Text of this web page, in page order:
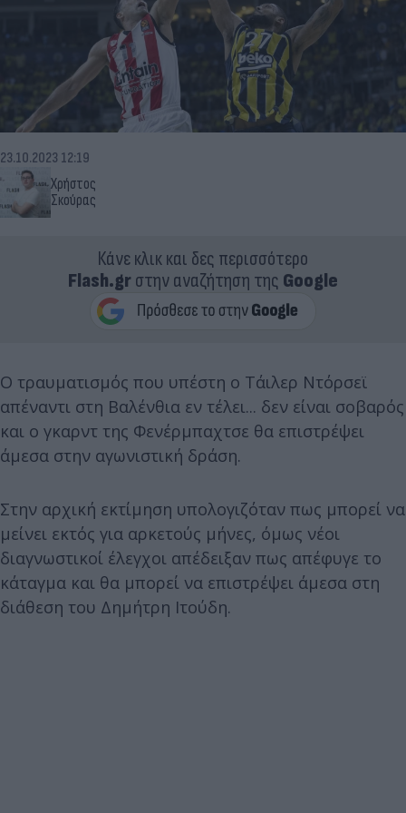
Χρήστος
Σκούρας
23.10.2023 12:19
Κάνε κλικ και δες περισσότερο
Flash.grστην αναζήτηση της Google
Ο τραυματισμός που υπέστη ο Τάιλερ Ντόρσεϊ
απέναντι στη Βαλένθια εν τέλει... δεν είναι σοβαρός
και ο γκαρντ της Φενέρμπαχτσε θα επιστρέψει
άμεσα στην αγωνιστική δράση.
Στην αρχική εκτίμηση υπολογιζόταν πως μπορεί να
μείνει εκτός για αρκετούς μήνες, όμως νέοι
διαγνωστικοί έλεγχοι απέδειξαν πως απέφυγε το
κάταγμα και θα μπορεί να επιστρέψει άμεσα στη
διάθεση του Δημήτρη Ιτούδη.